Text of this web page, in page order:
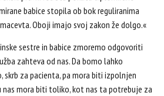
babice stopila ob bok reguliranima
Oboji imajo svoj zakon že dolgo.«
sestre in babice zmoremo odgovoriti
zahteva od nas. Da bomo lahko
za pacienta, pa mora biti izpolnjen
mora biti toliko, kot nas ta potrebuje za